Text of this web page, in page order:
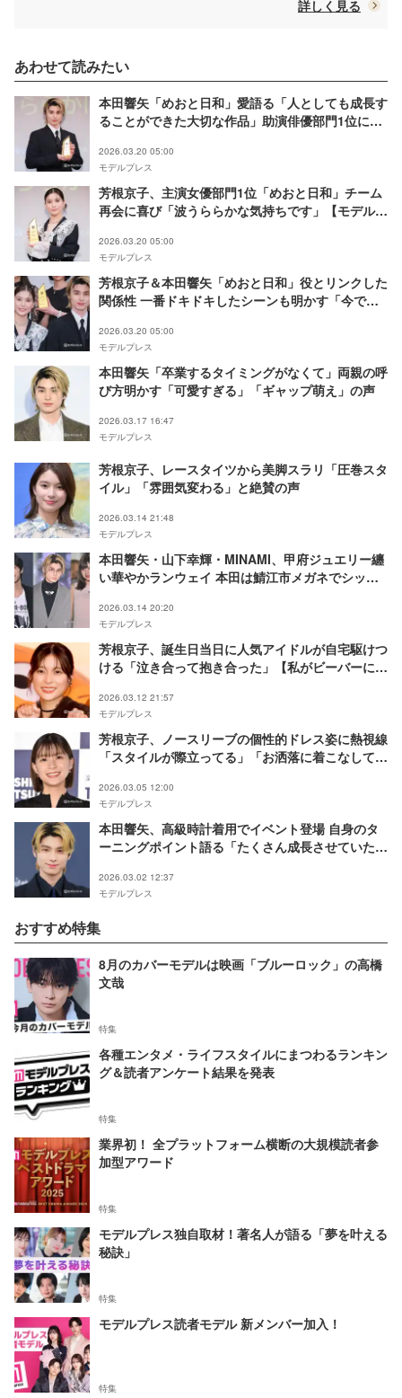
詳しく見る
あわせて読みたい
本田響矢「めおと日和」愛語る「人としても成長す
ることができた大切な作品」助演俳優部門1位に感
2026.03.20 05:00
モデルプレス
芳根京子、主演女優部門1位「めおと日和」チーム
再会に喜び「波うららかな気持ちです」【モデルプ
2026.03.20 05:00
モデルプレス
芳根京子＆本田響矢「めおと日和」役とリンクした
関係性 一番ドキドキしたシーンも明かす「今でも
ード 授賞式】
2026.03.20 05:00
モデルプレス
本田響矢「卒業するタイミングがなくて」両親の呼
び方明かす「可愛すぎる」「ギャップ萌え」の声
2026.03.17 16:47
モデルプレス
芳根京子、レースタイツから美脚スラリ「圧巻スタ
イル」「雰囲気変わる」と絶賛の声
2026.03.14 21:48
モデルプレス
本田響矢・山下幸輝・MINAMI、甲府ジュエリー纏
い華やかランウェイ 本田は鯖江市メガネでシック
2026.03.14 20:20
モデルプレス
芳根京子、誕生日当日に人気アイドルが自宅駆けつ
ける「泣き合って抱き合った」【私がビーバーにな
2026.03.12 21:57
モデルプレス
芳根京子、ノースリーブの個性的ドレス姿に熱視線
「スタイルが際立ってる」「お洒落に着こなしてて
2026.03.05 12:00
モデルプレス
本田響矢、高級時計着用でイベント登場 自身のタ
ーニングポイント語る「たくさん成長させていただ
2026.03.02 12:37
モデルプレス
おすすめ特集
8月のカバーモデルは映画「ブルーロック」の高橋
文哉
特集
各種エンタメ・ライフスタイルにまつわるランキン
グ＆読者アンケート結果を発表
特集
業界初！ 全プラットフォーム横断の大規模読者参
加型アワード
特集
モデルプレス独自取材！著名人が語る「夢を叶える
秘訣」
特集
モデルプレス読者モデル 新メンバー加入！
特集